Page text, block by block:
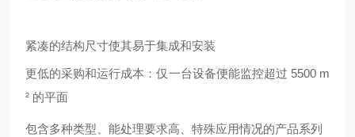
紧凑的结构尺寸使其易于集成和安装
更低的采购和运行成本：仅一台设备便能监控超过 5500 m
² 的平面
包含多种类型、能处理要求高、特殊应用情况的产品系列